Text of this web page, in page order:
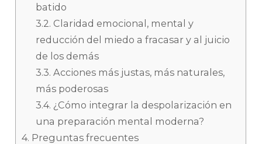
batido
3.2. Claridad emocional, mental y
reducción del miedo a fracasar y al juicio
de los demás
3.3. Acciones más justas, más naturales,
más poderosas
3.4. ¿Cómo integrar la despolarización en
una preparación mental moderna?
4. Preguntas frecuentes